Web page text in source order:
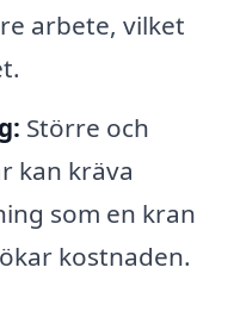
arbete, vilket
Större och
kan kräva
som en kran
kostnaden.